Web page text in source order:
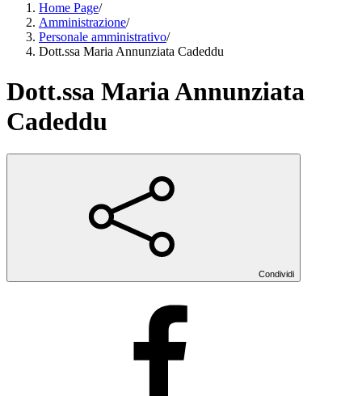
Home Page/
Amministrazione/
Personale amministrativo/
Dott.ssa Maria Annunziata Cadeddu
Dott.ssa Maria Annunziata
Cadeddu
Condividi